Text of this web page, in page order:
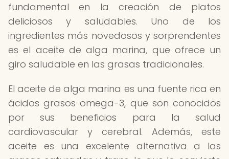
fundamental en la creación de platos
deliciosos y saludables. Uno de los
ingredientes más novedosos y sorprendentes
es el aceite de alga marina, que ofrece un
giro saludable en las grasas tradicionales.
El aceite de alga marina es una fuente rica en
ácidos grasos omega-3, que son conocidos
por sus beneficios para la salud
cardiovascular y cerebral. Además, este
aceite es una excelente alternativa a las